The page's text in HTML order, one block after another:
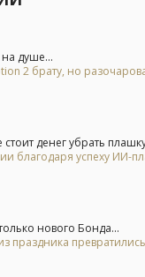
душе...
2 брату, но
денег убрать
благодаря успеху ИИ-
нового Бонда...
праздника